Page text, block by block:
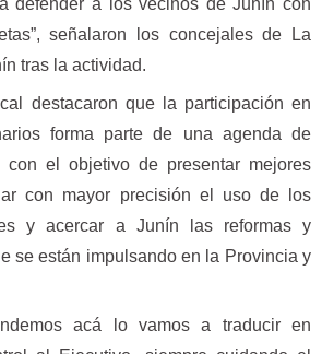
señalaron los concejales de La
tras la actividad.
destacaron que la participación en
forma parte de una agenda de
con el objetivo de presentar mejores
con mayor precisión el uso de los
y acercar a Junín las reformas y
se están impulsando en la Provincia y
acá lo vamos a traducir en